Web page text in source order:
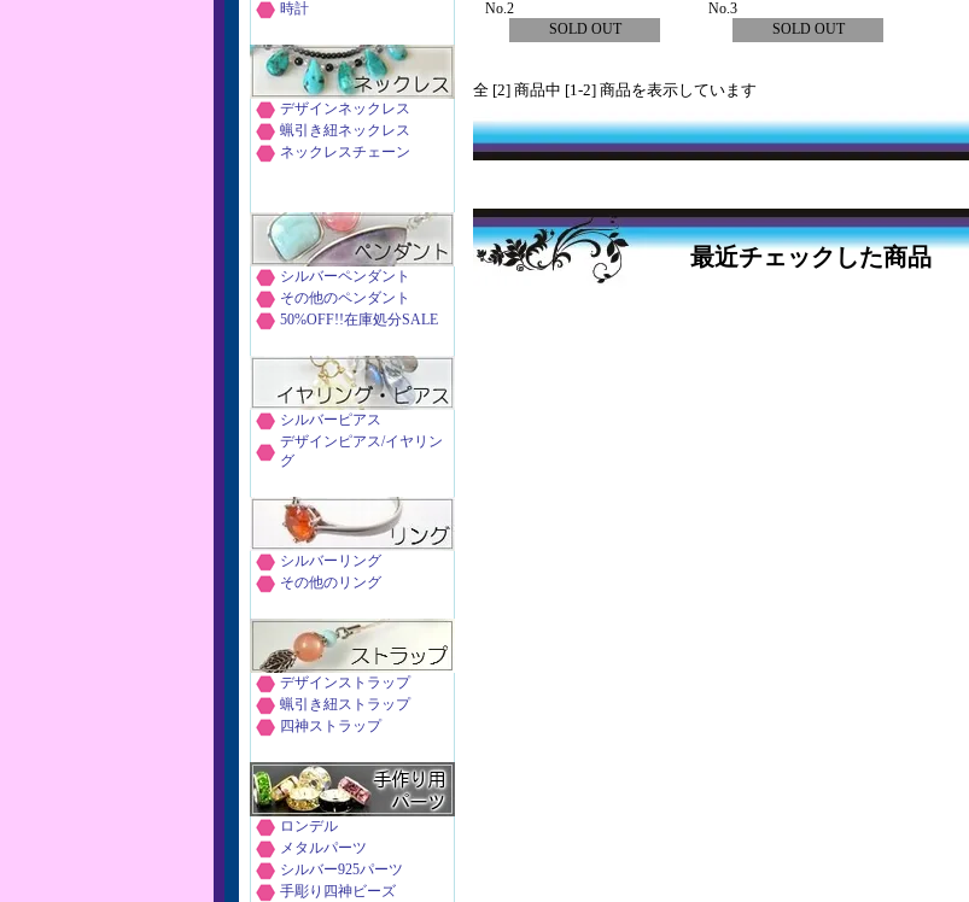
No.2
SOLD OUT
No.3
SOLD OUT
全 [2] 商品中 [1-2] 商品を表示しています
最近チェックした商品
時計
デザインネックレス
蝋引き紐ネックレス
ネックレスチェーン
シルバーペンダント
その他のペンダント
50%OFF!!在庫処分SALE
シルバーピアス
デザインピアス/イヤリン
グ
シルバーリング
その他のリング
デザインストラップ
蝋引き紐ストラップ
四神ストラップ
ロンデル
メタルパーツ
シルバー925パーツ
手彫り四神ビーズ